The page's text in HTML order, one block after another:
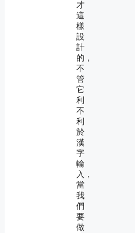
才
這
樣
設
計
的，
不
管
它
利
不
利
於
漢
字
輸
入，
當
我
們
要
做